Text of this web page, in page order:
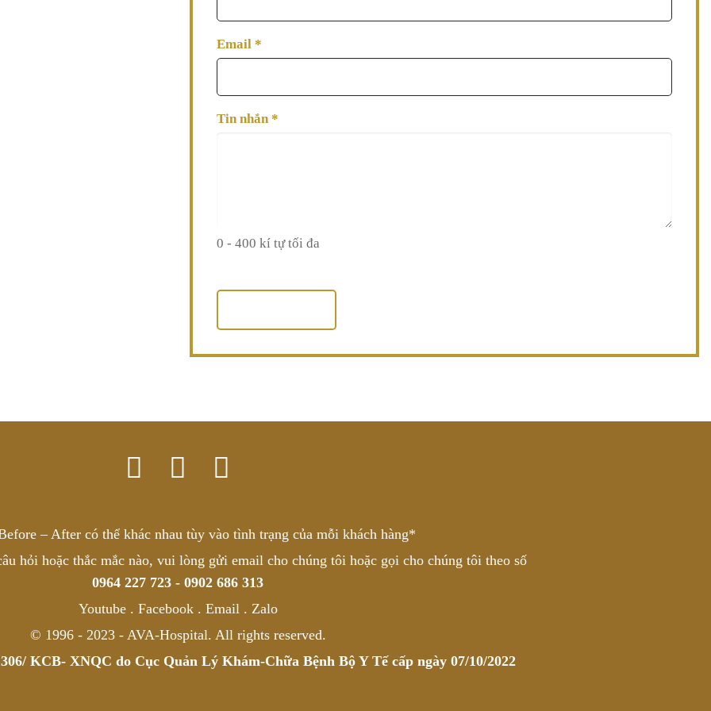
Email *
Tin nhắn*
0 - 400 kí tự tối đa
– After có thể khác nhau tùy vào tình trạng của mỗi khách hàng*
hỏi hoặc thắc mắc nào, vui lòng gửi email cho chúng tôi hoặc gọi cho chúng tôi theo số
0964 227 723 - 0902 686 313
Youtube . Facebook . Email . Zalo
© 1996 - 2023 - AVA-Hospital. All rights reserved.
KCB- XNQC do Cục Quản Lý Khám-Chữa Bệnh Bộ Y Tế cấp ngày 07/10/2022